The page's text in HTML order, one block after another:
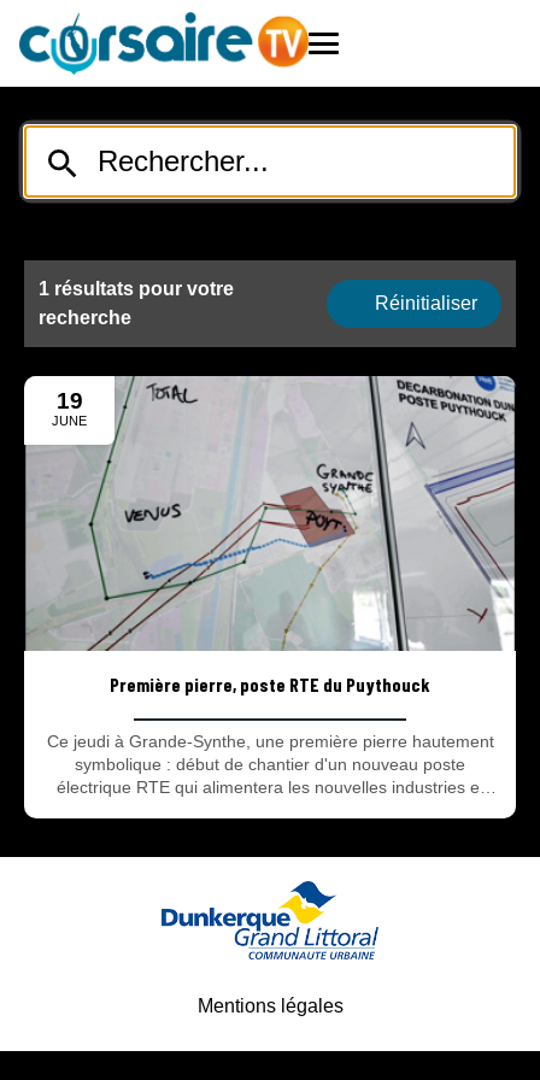
1 résultats pour votre
recherche
Réinitialiser
19
JUNE
Première pierre, poste RTE du Puythouck
Ce jeudi à Grande-Synthe, une première pierre hautement
symbolique : début de chantier d'un nouveau poste
électrique RTE qui alimentera les nouvelles industries et
Mentions légales